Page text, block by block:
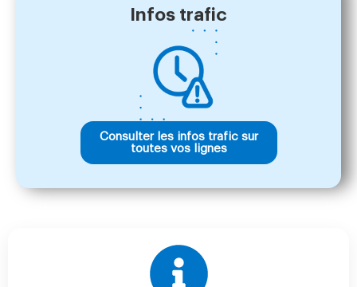
Infos trafic
Consulter les infos trafic sur
toutes vos lignes